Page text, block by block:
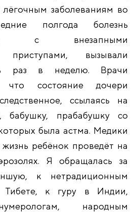
заболеваниям во
полгода болезнь
с внезапными
приступами, вызывали
раз в неделю. Врачи
что состояние дочери
ссылаясь на
бабушку, прабабушку со
была астма. Медики
ребёнок проведёт на
Я обращалась за
к нетрадиционным
Тибете, к гуру в Индии,
народным